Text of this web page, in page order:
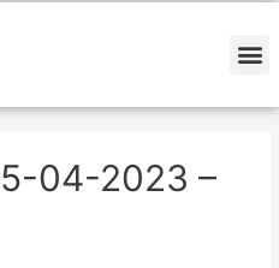
04-2023 –